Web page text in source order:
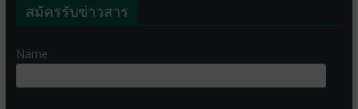
สมัครรับข่าวสาร
Name